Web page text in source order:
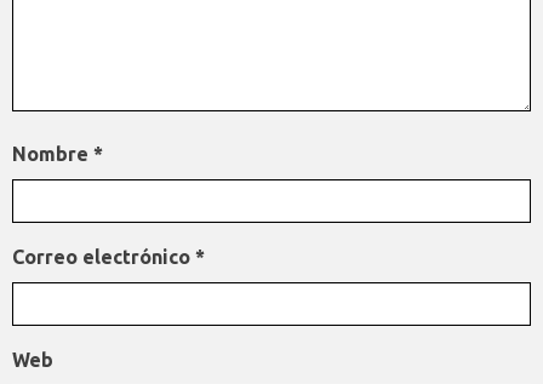
Nombre *
Correo electrónico *
Web